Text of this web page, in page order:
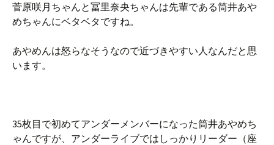
菅原咲月ちゃんと冨里奈央ちゃんは先輩である筒井あや
めちゃんにベタベタですね。
あやめんは怒らなそうなので近づきやすい人なんだと思
います。
35枚目で初めてアンダーメンバーになった筒井あやめち
ゃんですが、アンダーライブではしっかりリーダー（座